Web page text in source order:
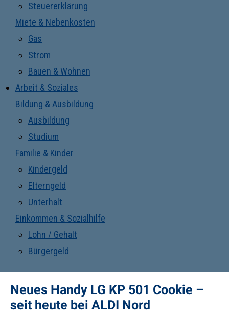
Steuererklärung
Miete & Nebenkosten
Gas
Strom
Bauen & Wohnen
Arbeit & Soziales
Bildung & Ausbildung
Ausbildung
Studium
Familie & Kinder
Kindergeld
Elterngeld
Unterhalt
Einkommen & Sozialhilfe
Lohn / Gehalt
Bürgergeld
Neues Handy LG KP 501 Cookie –
seit heute bei ALDI Nord